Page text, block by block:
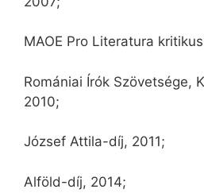
MAOE Pro Literatura
Romániai Írók Szövetsége,
2010;
József Attila-díj, 2011;
Alföld-díj, 2014;